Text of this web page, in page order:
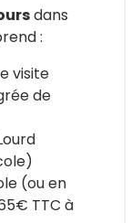
dans
:
visite
de
(ou en
TTC à